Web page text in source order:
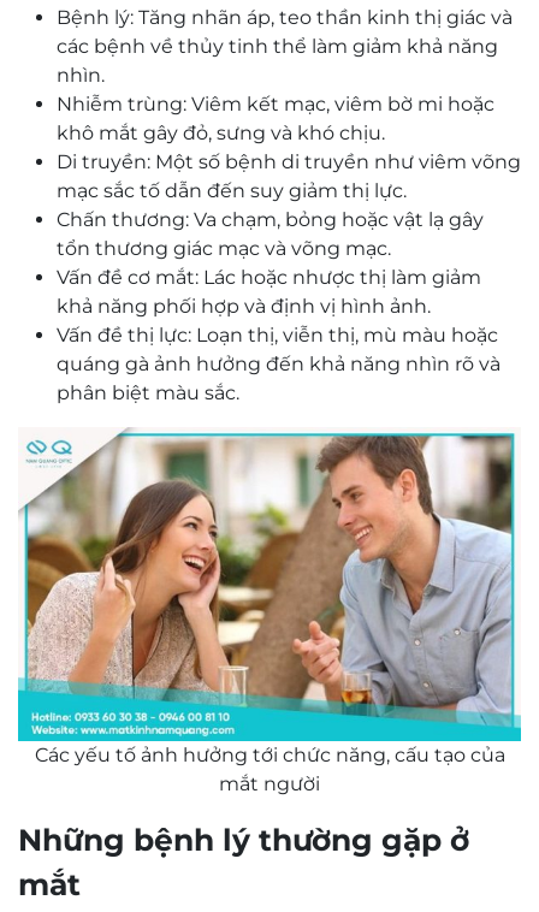
Bệnh lý: Tăng nhãn áp, teo thần kinh thị giác và
các bệnh về thủy tinh thể làm giảm khả năng
nhìn.
Nhiễm trùng: Viêm kết mạc, viêm bờ mi hoặc
khô mắt gây đỏ, sưng và khó chịu.
Di truyền: Một số bệnh di truyền như viêm võng
mạc sắc tố dẫn đến suy giảm thị lực.
Chấn thương: Va chạm, bỏng hoặc vật lạ gây
tổn thương giác mạc và võng mạc.
Vấn đề cơ mắt: Lác hoặc nhược thị làm giảm
khả năng phối hợp và định vị hình ảnh.
Vấn đề thị lực: Loạn thị, viễn thị, mù màu hoặc
quáng gà ảnh hưởng đến khả năng nhìn rõ và
phân biệt màu sắc.
Các yếu tố ảnh hưởng tới chức năng, cấu tạo của
mắt người
Những bệnh lý thường gặp ở
mắt